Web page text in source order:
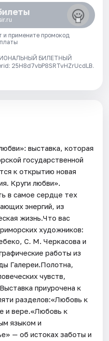
и примените промокод
БИЛЕТНЫЙ
25H8d7vbP8SRTvHZrUcdLB.
выставка, которая
государственной
к открытию новая
Круги любви».
в самое сердце тех
энергий, из
жизнь.Что вас
художников:
С. М. Черкасова и
работы из
Галереи.Полотна,
чувств,
приурочена к
разделов:«Любовь к
и вере.«Любовь к
языком и
— об истоках заботы и